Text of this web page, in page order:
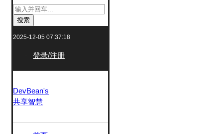
搜索
2025-12-05 07:37:18
登录/注册
DevBean's
共享智慧